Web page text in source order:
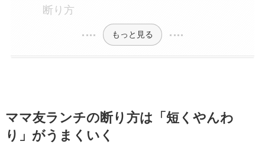
断り方
もっと見る
ママ友ランチの断り方は「短くやんわ
り」がうまくいく